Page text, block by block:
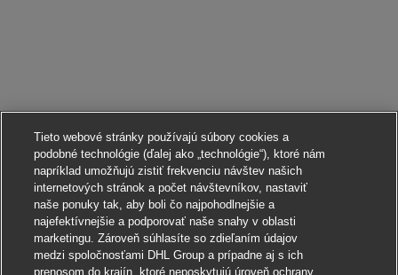
Tieto webové stránky používajú súbory cookies a
podobné technológie (ďalej ako „technológie“), ktoré nám
napríklad umožňujú zistiť frekvenciu návštev našich
internetových stránok a počet návštevníkov, nastaviť
naše ponuky tak, aby boli čo najpohodlnejšie a
najefektívnejšie a podporovať naše snahy v oblasti
marketingu. Zároveň súhlasíte so zdieľaním údajov
medzi spoločnosťami DHL Group a prípadne aj s ich
prenosom do krajín, ktoré neposkytujú úroveň ochrany